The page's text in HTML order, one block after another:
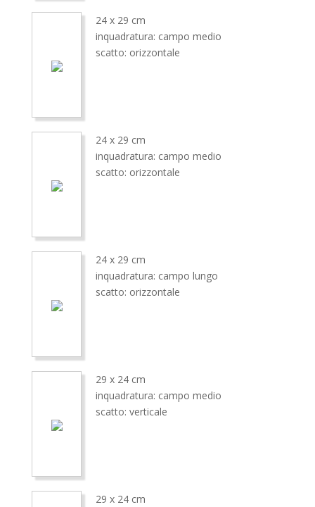
24 x 29 cm
inquadratura: campo medio
scatto: orizzontale
24 x 29 cm
inquadratura: campo medio
scatto: orizzontale
24 x 29 cm
inquadratura: campo lungo
scatto: orizzontale
29 x 24 cm
inquadratura: campo medio
scatto: verticale
29 x 24 cm